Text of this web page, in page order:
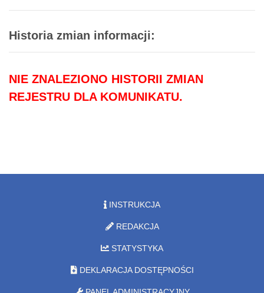
Historia zmian informacji:
NIE ZNALEZIONO HISTORII ZMIAN
REJESTRU DLA KOMUNIKATU.
INSTRUKCJA
REDAKCJA
STATYSTYKA
DEKLARACJA DOSTĘPNOŚCI